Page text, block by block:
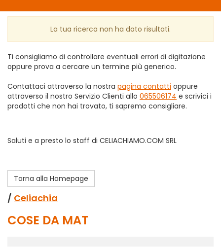
La tua ricerca non ha dato risultati.
Ti consigliamo di controllare eventuali errori di digitazione
oppure prova a cercare un termine più generico.
Contattaci attraverso la nostra pagina contatti oppure
attraverso il nostro Servizio Clienti allo 065506174 e scrivici i
prodotti che non hai trovato, ti sapremo consigliare.
Saluti e a presto lo staff di CELIACHIAMO.COM SRL
Torna alla Homepage
/ Celiachia
COSE DA MAT